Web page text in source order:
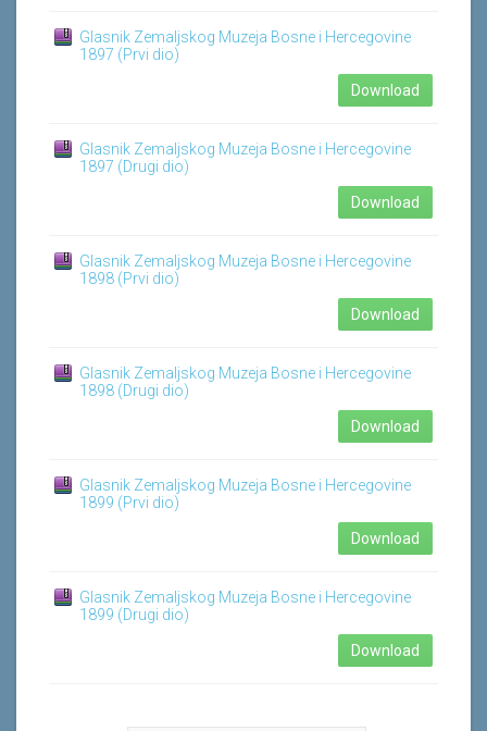
Glasnik Zemaljskog Muzeja Bosne i Hercegovine
1897 (Prvi dio)
Download
Glasnik Zemaljskog Muzeja Bosne i Hercegovine
1897 (Drugi dio)
Download
Glasnik Zemaljskog Muzeja Bosne i Hercegovine
1898 (Prvi dio)
Download
Glasnik Zemaljskog Muzeja Bosne i Hercegovine
1898 (Drugi dio)
Download
Glasnik Zemaljskog Muzeja Bosne i Hercegovine
1899 (Prvi dio)
Download
Glasnik Zemaljskog Muzeja Bosne i Hercegovine
1899 (Drugi dio)
Download